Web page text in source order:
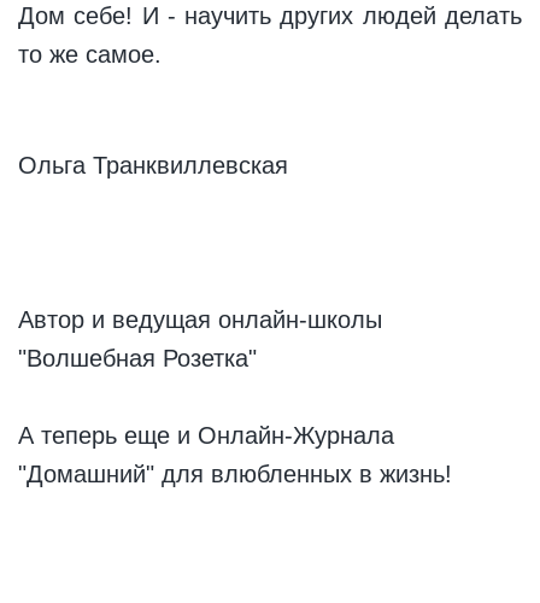
Дом себе! И - научить других людей делать
то же самое.
Ольга Транквиллевская
Автор и ведущая онлайн-школы
"Волшебная Розетка"
А теперь еще и Онлайн-Журнала
"Домашний" для влюбленных в жизнь!